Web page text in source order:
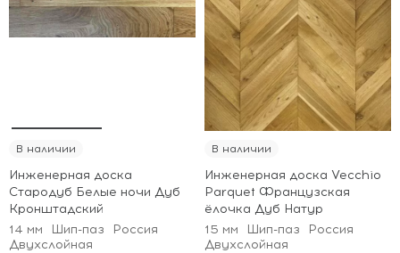
В наличии
Инженерная доска
Стародуб Белые ночи Дуб
Кронштадский
14 мм
Шип-паз
Россия
Двухслойная
В наличии
Инженерная доска Vecchio
Parquet Французская
ёлочка Дуб Натур
15 мм
Шип-паз
Россия
Двухслойная